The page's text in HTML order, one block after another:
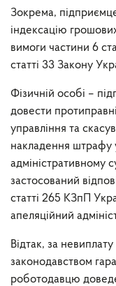
Зокрема,
індексацію
вимоги частини 6
статті 33 Закону
Фізичній особі –
довести
управління та
накладення штрафу
адміністративному
застосований
статті 265 КЗпП
апеляційний
Відтак, за
законодавством
роботодавцю